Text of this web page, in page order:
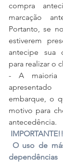
compra
marcação
Portanto, se
estiverem
antecipe sua
para realizar o
- A maioria
embarque, o
motivo para
antecedência.